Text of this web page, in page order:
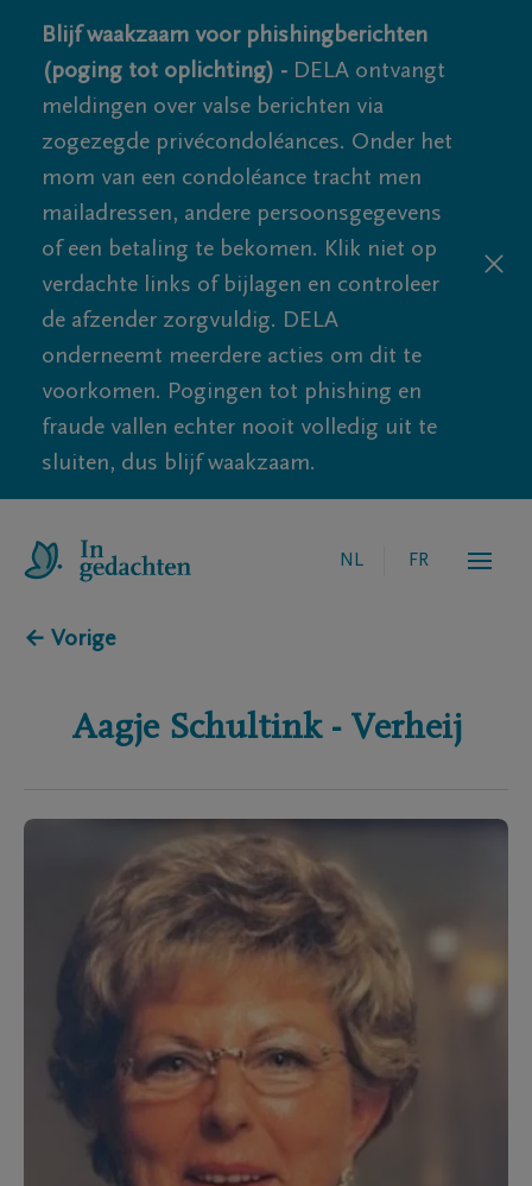
Blijf waakzaam voor phishingberichten
(poging tot oplichting) - DELA ontvangt
meldingen over valse berichten via
zogezegde privécondoléances. Onder het
mom van een condoléance tracht men
mailadressen, andere persoonsgegevens
of een betaling te bekomen. Klik niet op
verdachte links of bijlagen en controleer
de afzender zorgvuldig. DELA
onderneemt meerdere acties om dit te
voorkomen. Pogingen tot phishing en
fraude vallen echter nooit volledig uit te
sluiten, dus blijf waakzaam.
NL FR
← Vorige
Aagje Schultink - Verheij